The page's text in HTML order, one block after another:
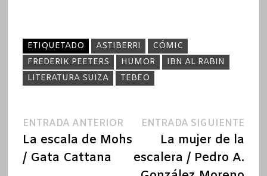
ETIQUETADO ASTIBERRI
CÓMIC
FREDERIK PEETERS
HUMOR
IBN AL RABIN
LITERATURA SUIZA
TEBEO
Navegación
de
entradas
ENTRADA ANTERIOREntrada
anterior:
La escala de Mohs
/ Gata Cattana
ENTRADA SIGUIENTE
La mujer de la
escalera / Pedro A.